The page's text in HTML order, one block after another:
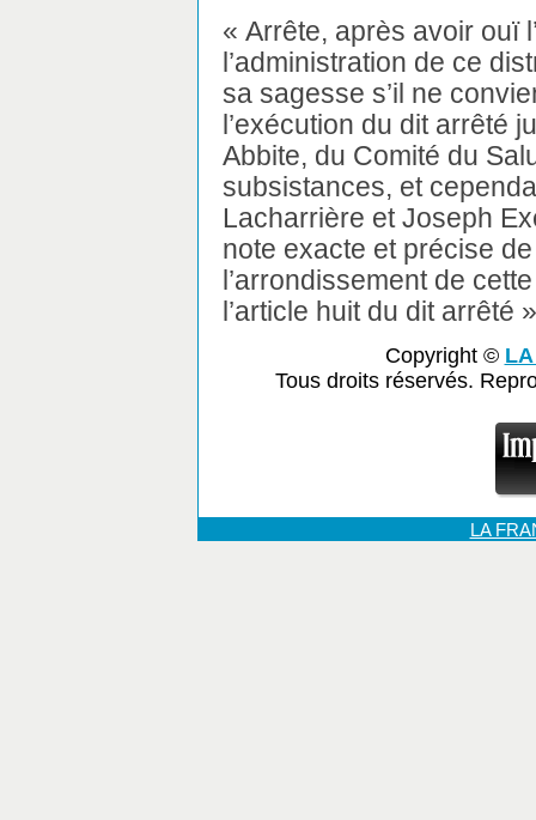
« Arrête, après avoir ouï
l’administration de ce
sa sagesse s’il ne
l’exécution du dit arrêté
Abbite, du Comité du
subsistances, et
Lacharrière et Joseph
note exacte et précise
l’arrondissement de
l’article huit du dit arrêté
Copyright ©
Tous droits réservés.
LA